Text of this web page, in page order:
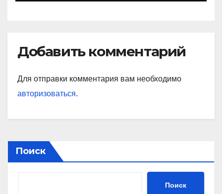
Добавить комментарий
Для отправки комментария вам необходимо
авторизоваться.
Поиск
Поиск